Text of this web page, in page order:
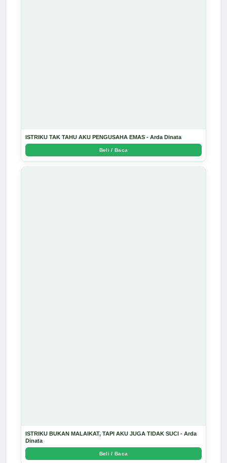
ISTRIKU TAK TAHU AKU PENGUSAHA EMAS - Arda Dinata
Beli / Baca
ISTRIKU BUKAN MALAIKAT, TAPI AKU JUGA TIDAK SUCI - Arda
Dinata
Beli / Baca